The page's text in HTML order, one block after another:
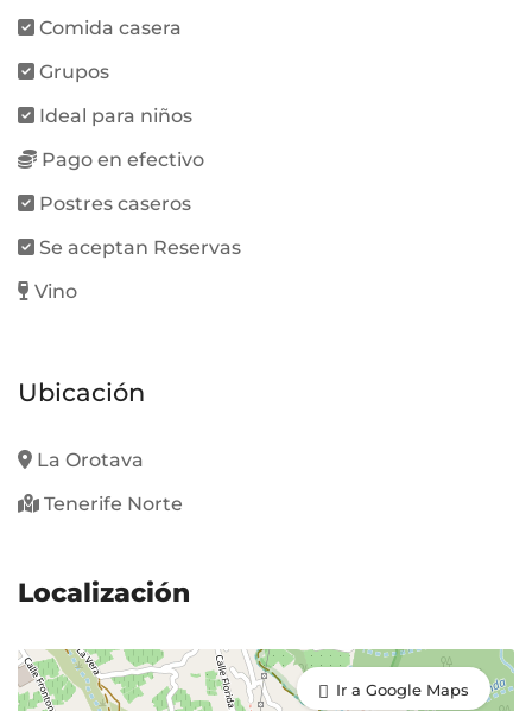
Comida casera
Grupos
Ideal para niños
Pago en efectivo
Postres caseros
Se aceptan Reservas
Vino
Ubicación
La Orotava
Tenerife Norte
Localización
Ir a Google Maps